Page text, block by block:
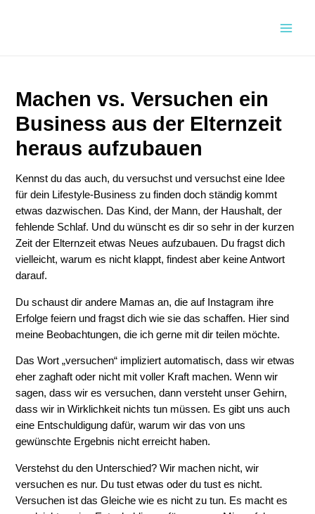
Machen vs. Versuchen ein
Business aus der Elternzeit
heraus aufzubauen
Kennst du das auch, du versuchst und versuchst eine Idee
für dein Lifestyle-Business zu finden doch ständig kommt
etwas dazwischen. Das Kind, der Mann, der Haushalt, der
fehlende Schlaf. Und du wünscht es dir so sehr in der kurzen
Zeit der Elternzeit etwas Neues aufzubauen. Du fragst dich
vielleicht, warum es nicht klappt, findest aber keine Antwort
darauf.
Du schaust dir andere Mamas an, die auf Instagram ihre
Erfolge feiern und fragst dich wie sie das schaffen. Hier sind
meine Beobachtungen, die ich gerne mit dir teilen möchte.
Das Wort „versuchen“ impliziert automatisch, dass wir etwas
eher zaghaft oder nicht mit voller Kraft machen. Wenn wir
sagen, dass wir es versuchen, dann versteht unser Gehirn,
dass wir in Wirklichkeit nichts tun müssen. Es gibt uns auch
eine Entschuldigung dafür, warum wir das von uns
gewünschte Ergebnis nicht erreicht haben.
Verstehst du den Unterschied? Wir machen nicht, wir
versuchen es nur. Du tust etwas oder du tust es nicht.
Versuchen ist das Gleiche wie es nicht zu tun. Es macht es